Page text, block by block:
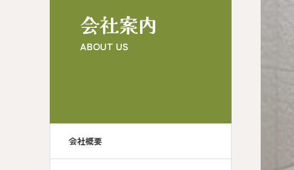
会社案内
ABOUT US
会社概要